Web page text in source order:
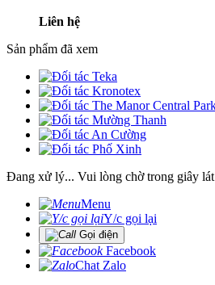
Liên hệ
Sản phẩm đã xem
Đang xử lý... Vui lòng chờ trong giây
Menu
Y/c gọi lại
Gọi điện
Facebook
Chat Zalo